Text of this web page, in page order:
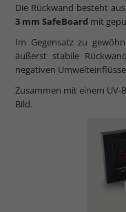
Die Rückwand besteht
3 mm SafeBoard mit
Im Gegensatz zu
äußerst stabile
negativen
Zusammen mit einem UV-
Bild.